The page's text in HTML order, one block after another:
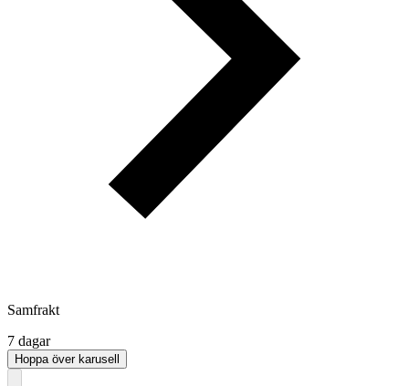
Samfrakt
7 dagar
Hoppa över karusell